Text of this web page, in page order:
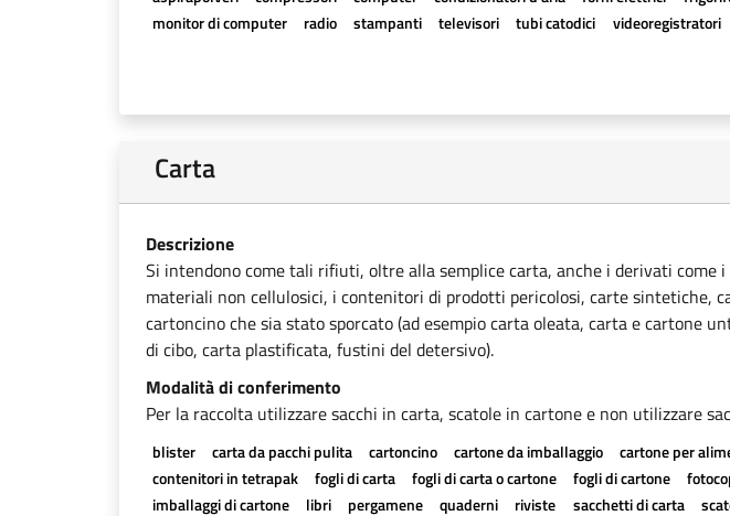
monitor di computer
radio stampanti televisori tubi catodici videoregistratori
Carta
Descrizione
Si intendono come tali rifiuti, oltre alla semplice carta, anche i derivati
materiali non cellulosici, i contenitori di prodotti pericolosi, carte sintetiche,
cartoncino che sia stato sporcato (ad esempio carta oleata, carta e cartone
di cibo, carta plastificata, fustini del detersivo).
Modalità di conferimento
Per la raccolta utilizzare sacchi in carta, scatole in cartone e non utilizzare
blister carta da pacchi pulita cartoncino cartone da imballaggio cartone per
contenitori in tetrapak
fogli di carta fogli di carta o cartone fogli di cartone
imballaggi di cartone
libri pergamene quaderni riviste sacchetti di carta